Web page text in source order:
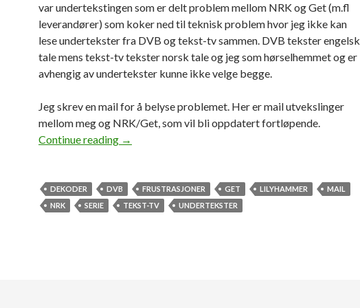
var undertekstingen som er delt problem mellom NRK og Get (m.fl
leverandører) som koker ned til teknisk problem hvor jeg ikke kan
lese undertekster fra DVB og tekst-tv sammen. DVB tekster engelsk
tale mens tekst-tv tekster norsk tale og jeg som hørselhemmet og er
avhengig av undertekster kunne ikke velge begge.
Jeg skrev en mail for å belyse problemet. Her er mail utvekslinger
mellom meg og NRK/Get, som vil bli oppdatert fortløpende.
Continue reading →
DEKODER DVB FRUSTRASJONER GET LILYHAMMER
MAIL
NRK
SERIE TEKST-TV UNDERTEKSTER